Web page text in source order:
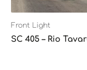
Front Light
SC 405 – Rio